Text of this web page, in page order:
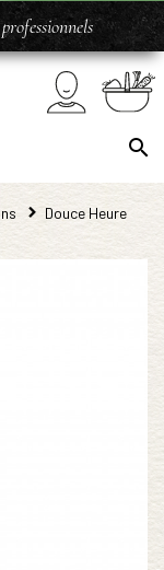
Douce Heure